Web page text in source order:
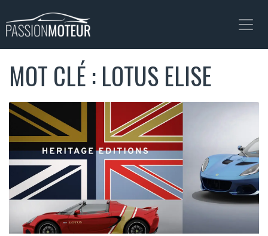
MOT CLÉ : LOTUS ELISE